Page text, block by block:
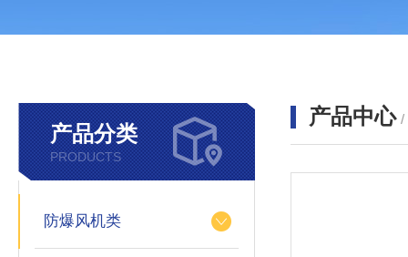
产品分类
PRODUCTS
防爆风机类
产品中心 /